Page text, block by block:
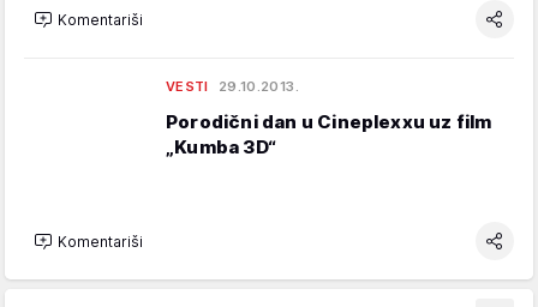
Komentariši
VESTI 29.10.2013.
Porodični dan u Cineplexxu uz film
„Kumba 3D“
Komentariši